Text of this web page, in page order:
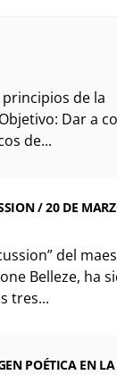
de la
Dar a
de...
/ 20 DE
del
Belleze, ha
tres...
POÉTICA EN